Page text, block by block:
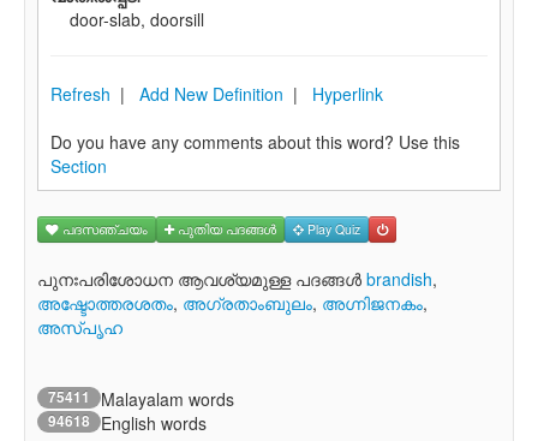
door-slab, doorsill
Refresh | Add New Definition | Hyperlink
Do you have any comments about this word? Use this
Section
പദസഞ്ചയം പുതിയ പദങ്ങള്‍ Play Quiz
പുനഃപരിശോധന ആവശ്യമുള്ള പദങ്ങള്‍ brandish,
അഷ്ടോത്തരശതം, അഗ്രതാംബുലം, അഗ്നിജനകം,
അസ്പൃഹ
75411 Malayalam words
94618
English words